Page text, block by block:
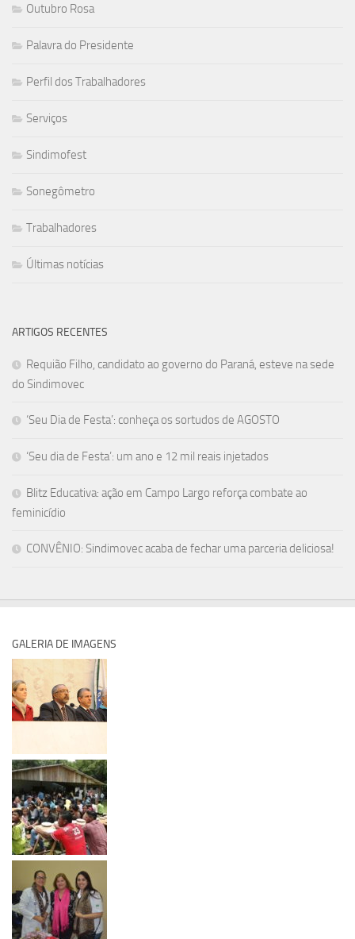
Outubro Rosa
Palavra do Presidente
Perfil dos Trabalhadores
Serviços
Sindimofest
Sonegômetro
Trabalhadores
Últimas notícias
ARTIGOS RECENTES
Requião Filho, candidato ao governo do Paraná, esteve na sede
do Sindimovec
‘Seu Dia de Festa’: conheça os sortudos de AGOSTO
‘Seu dia de Festa’: um ano e 12 mil reais injetados
Blitz Educativa: ação em Campo Largo reforça combate ao
feminicídio
CONVÊNIO: Sindimovec acaba de fechar uma parceria deliciosa!
GALERIA DE IMAGENS